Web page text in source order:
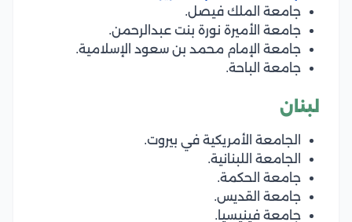
جامعة الملك فيصل.
جامعة الأميرة نورة بنت عبدالرحمن.
جامعة الإمام محمد بن سعود الإسلامية.
جامعة الباحة.
لبنان
الجامعة الأمريكية في بيروت.
الجامعة اللبنانية.
جامعة الحكمة.
جامعة القديس.
جامعة فينيسيا.